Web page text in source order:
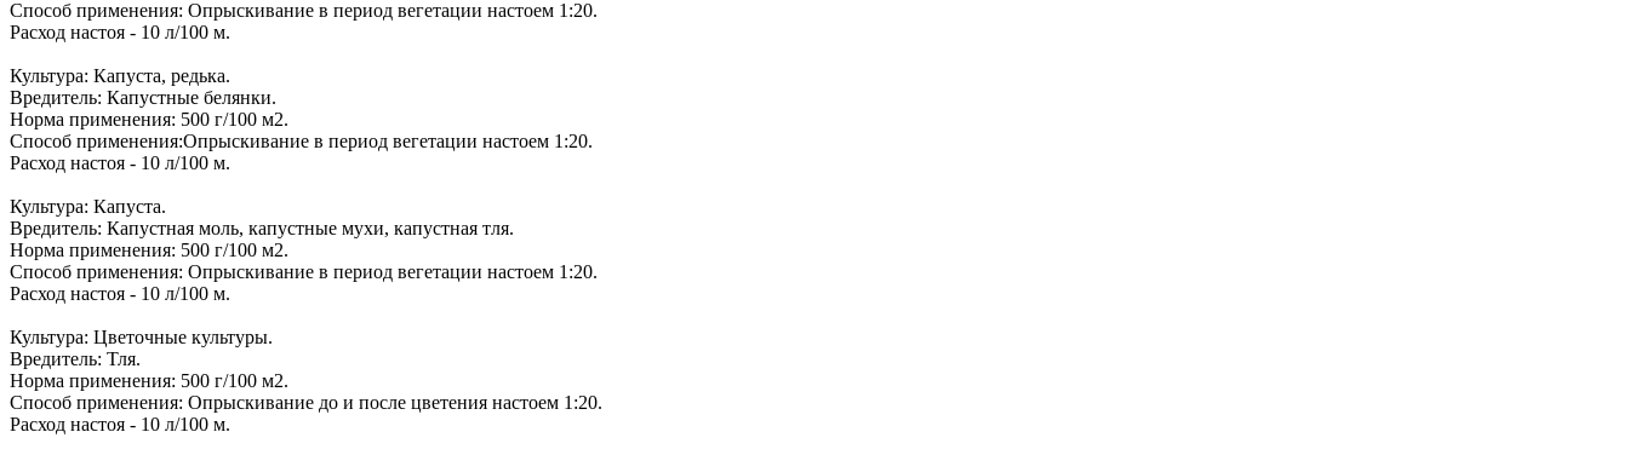
Способ применения: Опрыскивание в период вегетации настоем 1:20.
Расход настоя - 10 л/100 м.
Культура: Капуста, редька.
Вредитель: Капустные белянки.
Норма применения: 500 г/100 м2.
Способ применения:Опрыскивание в период вегетации настоем 1:20.
Расход настоя - 10 л/100 м.
Культура: Капуста.
Вредитель: Капустная моль, капустные мухи, капустная тля.
Норма применения: 500 г/100 м2.
Способ применения: Опрыскивание в период вегетации настоем 1:20.
Расход настоя - 10 л/100 м.
Культура: Цветочные культуры.
Вредитель: Тля.
Норма применения: 500 г/100 м2.
Способ применения: Опрыскивание до и после цветения настоем 1:20.
Расход настоя - 10 л/100 м.